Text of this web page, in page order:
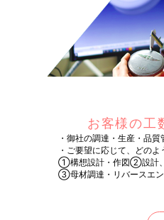
お客様の工
・御社の調達・生産・品
・ご要望に応じて、どの
①構想設計・作図②設計、
③母材調達・リバースエ